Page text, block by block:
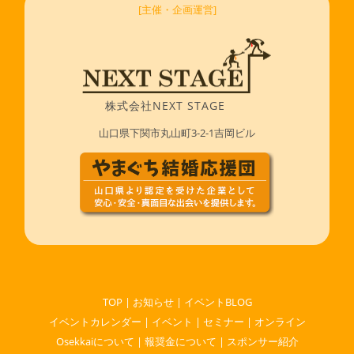
[主催・企画運営]
株式会社NEXT STAGE
山口県下関市丸山町3-2-1吉岡ビル
TOP | お知らせ| イベントBLOG
イベントカレンダー | イベント | セミナー | オンライン
Osekkaiについて | 報奨金について | スポンサー紹介